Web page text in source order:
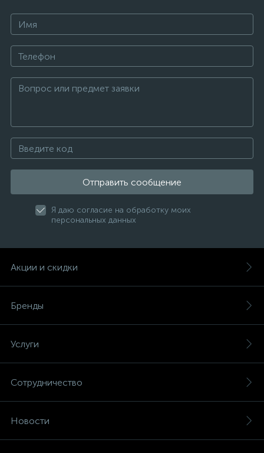
Отправить сообщение
Я даю согласие на обработку моих
персональных данных
Акции и скидки
Бренды
Услуги
Сотрудничество
Новости